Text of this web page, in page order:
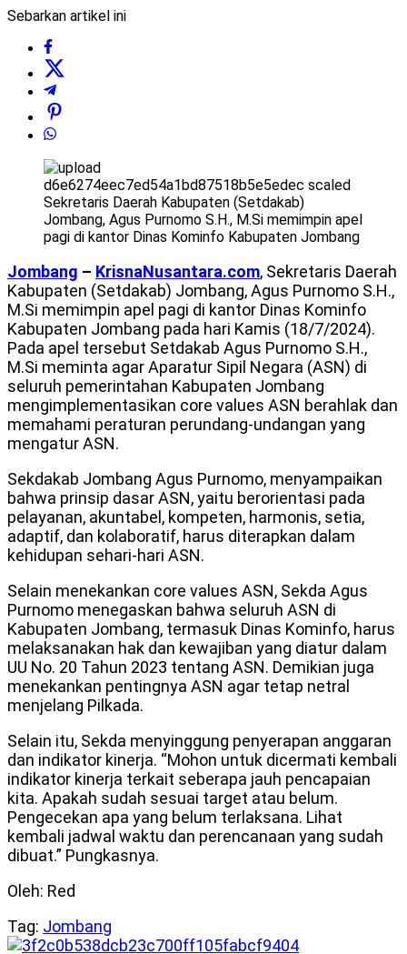
Sebarkan artikel ini
Sekretaris Daerah Kabupaten (Setdakab)
Jombang, Agus Purnomo S.H., M.Si memimpin apel
pagi di kantor Dinas Kominfo Kabupaten Jombang
Jombang – KrisnaNusantara.com, Sekretaris Daerah
Kabupaten (Setdakab) Jombang, Agus Purnomo S.H.,
M.Si memimpin apel pagi di kantor Dinas Kominfo
Kabupaten Jombang pada hari Kamis (18/7/2024).
Pada apel tersebut Setdakab Agus Purnomo S.H.,
M.Si meminta agar Aparatur Sipil Negara (ASN) di
seluruh pemerintahan Kabupaten Jombang
mengimplementasikan core values ASN berahlak dan
memahami peraturan perundang-undangan yang
mengatur ASN.
Sekdakab Jombang Agus Purnomo, menyampaikan
bahwa prinsip dasar ASN, yaitu berorientasi pada
pelayanan, akuntabel, kompeten, harmonis, setia,
adaptif, dan kolaboratif, harus diterapkan dalam
kehidupan sehari-hari ASN.
Selain menekankan core values ASN, Sekda Agus
Purnomo menegaskan bahwa seluruh ASN di
Kabupaten Jombang, termasuk Dinas Kominfo, harus
melaksanakan hak dan kewajiban yang diatur dalam
UU No. 20 Tahun 2023 tentang ASN. Demikian juga
menekankan pentingnya ASN agar tetap netral
menjelang Pilkada.
Selain itu, Sekda menyinggung penyerapan anggaran
dan indikator kinerja. “Mohon untuk dicermati kembali
indikator kinerja terkait seberapa jauh pencapaian
kita. Apakah sudah sesuai target atau belum.
Pengecekan apa yang belum terlaksana. Lihat
kembali jadwal waktu dan perencanaan yang sudah
dibuat.” Pungkasnya.
Oleh: Red
Tag: Jombang